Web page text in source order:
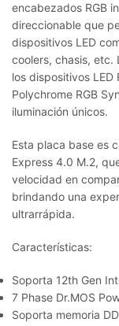
encabezados RGB
direccionable que
dispositivos LED
coolers, chasis, etc.
los dispositivos
Polychrome RGB
iluminación únicos.
Esta placa base es
Express 4.0 M.2,
velocidad en
brindando una
ultrarrápida.
Características:
Soporta 12th Gen
7 Phase Dr.MOS
Soporta memoria